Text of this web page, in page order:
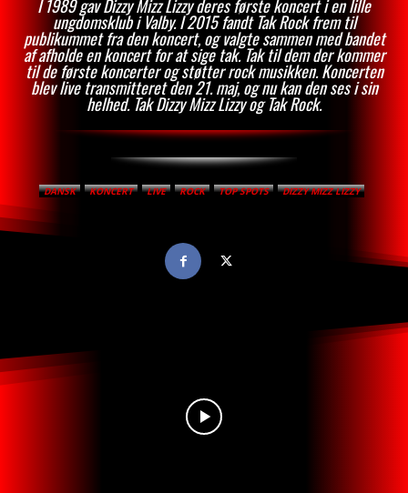
I 1989 gav Dizzy Mizz Lizzy deres første koncert i en lille
ungdomsklub i Valby. I 2015 fandt Tak Rock frem til
publikummet fra den koncert, og valgte sammen med bandet
af afholde en koncert for at sige tak. Tak til dem der kommer
til de første koncerter og støtter rock musikken. Koncerten
blev live transmitteret den 21. maj, og nu kan den ses i sin
helhed. Tak Dizzy Mizz Lizzy og Tak Rock.
DANSK KONCERT LIVE ROCK TOP SPOTS DIZZY MIZZ LIZZY